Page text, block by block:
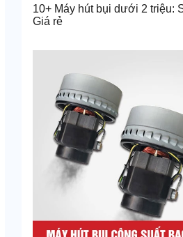
10+ Máy hút bụi dưới 2 triệu:
Giá rẻ